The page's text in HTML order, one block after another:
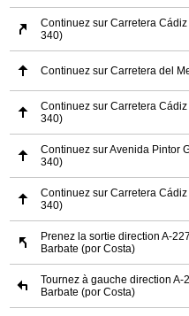
Continuez sur Carretera
340)
Continuez sur Carretera del
Continuez sur Carretera
340)
Continuez sur Avenida Pintor
340)
Continuez sur Carretera
340)
Prenez la sortie direction A-
Barbate (por Costa)
Tournez à gauche direction A-
Barbate (por Costa)